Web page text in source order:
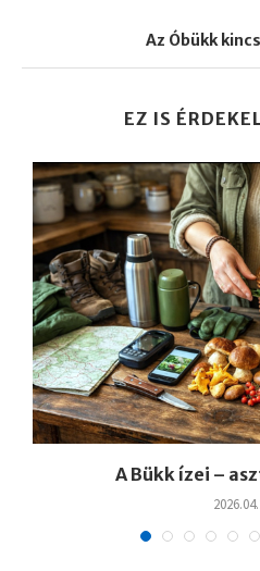
Az Óbükk
EZ IS
A Bükk ízei –